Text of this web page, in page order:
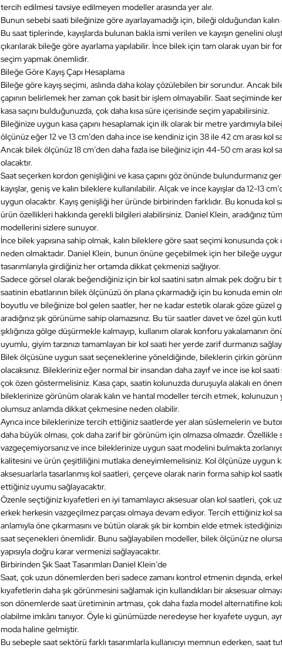
tercih edilmesi tavsiye edilmeyen modeller arasında yer alır.
Bunun sebebi saati bileğinize göre ayarlayamadığı için, bileği olduğundan
Bu saat tiplerinde, kayışlarda bulunan bakla ismi verilen ve kayışın genelini
çıkarılarak bileğe göre ayarlama yapılabilir. İnce bilek için tam olarak uyan bir
seçim yapmak önemlidir.
Bileğe Göre Kayış Çapı Hesaplama
Bileğe göre kayış seçimi, aslında daha kolay çözülebilen bir sorundur. Ancak
çapının belirlemek her zaman çok basit bir işlem olmayabilir. Saat seçiminde
kasa saçını bulduğunuzda, çok daha kısa süre içerisinde seçim yapabilirsiniz.
Bileğinize uygun kasa çapını hesaplamak için ilk olarak bir metre yardımıyla
ölçünüz eğer 12 ve 13 cm’den daha ince ise kendiniz için 38 ile 42 cm arası kol
Ancak bilek ölçünüz 18 cm’den daha fazla ise bileğiniz için 44-50 cm arası kol
olacaktır.
Saat seçerken kordon genişliğini ve kasa çapını göz önünde bulundurmanız
kayışlar, geniş ve kalın bileklere kullanılabilir. Alçak ve ince kayışlar da 12-13
uygun olacaktır. Kayış genişliği her üründe birbirinden farklıdır. Bu konuda kol
ürün özellikleri hakkında gerekli bilgileri alabilirsiniz. Daniel Klein, aradığınız
modellerini sizlere sunuyor.
İnce bilek yapısına sahip olmak, kalın bileklere göre saat seçimi konusunda
neden olmaktadır. Daniel Klein, bunun önüne geçebilmek için her bileğe
tasarımlarıyla girdiğiniz her ortamda dikkat çekmenizi sağlıyor.
Sadece görsel olarak beğendiğiniz için bir kol saatini satın almak pek doğru bir
saatinin ebatlarının bilek ölçünüzü ön plana çıkarmadığı için bu konuda emin
boyutlu ve bileğinize bol gelen saatler, her ne kadar estetik olarak göze güzel
aradığınız şık görünüme sahip olamazsınız. Bu tür saatler davet ve özel gün
şıklığınıza gölge düşürmekle kalmayıp, kullanım olarak konforu yakalamanın
uyumlu, giyim tarzınızı tamamlayan bir kol saati her yerde zarif durmanızı
Bilek ölçüsüne uygun saat seçeneklerine yöneldiğinde, bileklerin çirkin
olacaksınız. Bilekleriniz eğer normal bir insandan daha zayıf ve ince ise kol
çok özen göstermelisiniz. Kasa çapı, saatin kolunuzda duruşuyla alakalı en
bileklerinize görünüm olarak kalın ve hantal modeller tercih etmek, kolunuzun
olumsuz anlamda dikkat çekmesine neden olabilir.
Ayrıca ince bileklerinize tercih ettiğiniz saatlerde yer alan süslemelerin ve
daha büyük olması, çok daha zarif bir görünüm için olmazsa olmazdır. Özellikle
vazgeçemiyorsanız ve ince bileklerinize uygun saat modelini bulmakta
kalitesini ve ürün çeşitliliğini mutlaka deneyimlemelisiniz. Kol ölçünüze uygun
aksesuarlarla tasarlanmış kol saatleri, çerçeve olarak narin forma sahip kol
ettiğiniz uyumu sağlayacaktır.
Özenle seçtiğiniz kıyafetleri en iyi tamamlayıcı aksesuar olan kol saatleri, çok
erkek herkesin vazgeçilmez parçası olmaya devam ediyor. Tercih ettiğiniz kol
anlamıyla öne çıkarmasını ve bütün olarak şık bir kombin elde etmek
saat seçenekleri önemlidir. Bunu sağlayabilen modeller, bilek ölçünüz ne
yapısıyla doğru karar vermenizi sağlayacaktır.
Birbirinden Şık Saat Tasarımları Daniel Klein’de
Saat, çok uzun dönemlerden beri sadece zamanı kontrol etmenin dışında,
kıyafetlerin daha şık görünmesini sağlamak için kullandıkları bir aksesuar
son dönemlerde saat üretiminin artması, çok daha fazla model alternatifine
olabilme imkânı tanıyor. Öyle ki günümüzde neredeyse her kıyafete uygun,
moda haline gelmiştir.
Bu sebeple saat sektörü farklı tasarımlarla kullanıcıyı memnun ederken, saat